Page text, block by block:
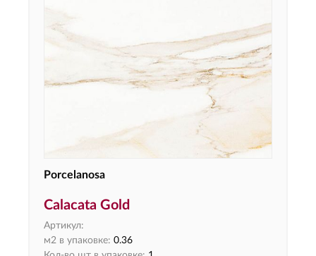
Porcelanosa
Calacata Gold
Артикул:
м2 в упаковке: 0.36